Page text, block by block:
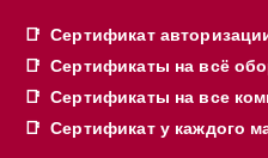
Сертификат
Сертификаты на всё
Сертификаты на все
Сертификат у каждого